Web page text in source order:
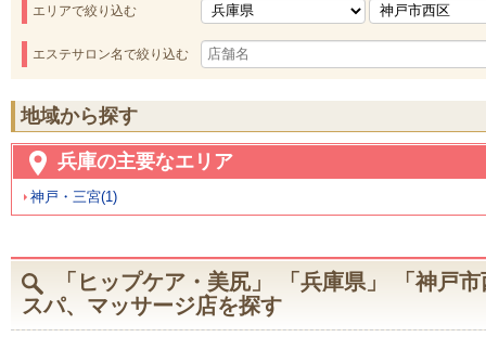
エリアで絞り込む
エステサロン名で絞り込む
地域から探す
兵庫の主要なエリア
神戸・三宮(1)
「ヒップケア・美尻」 「兵庫県」 「神戸
スパ、マッサージ店を探す